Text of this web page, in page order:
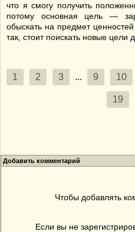
что я смогу получить
потому основная цель —
обыскать на предмет
так, стоит поискать новые цели
1 2 3 ... 9 10
19
Добавить комментарий
Чтобы добавлять
Если вы не